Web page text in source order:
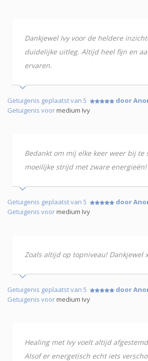
Dankjewel Ivy voor de heldere
duidelijke uitleg. Altijd heel fijn en
ervaren.
Getuigenis geplaatst van 5
door
Getuigenis voormedium Ivy
Bedankt om mij elke keer weer bij te
moeilijke strijd met zware energieën!
Getuigenis geplaatst van 5
door
Getuigenis voormedium Ivy
Zoals altijd op topniveau! Dankjewel
Getuigenis geplaatst van 5
door
Getuigenis voormedium Ivy
Healing met Ivy voelt altijd
Alsof er energetisch echt iets